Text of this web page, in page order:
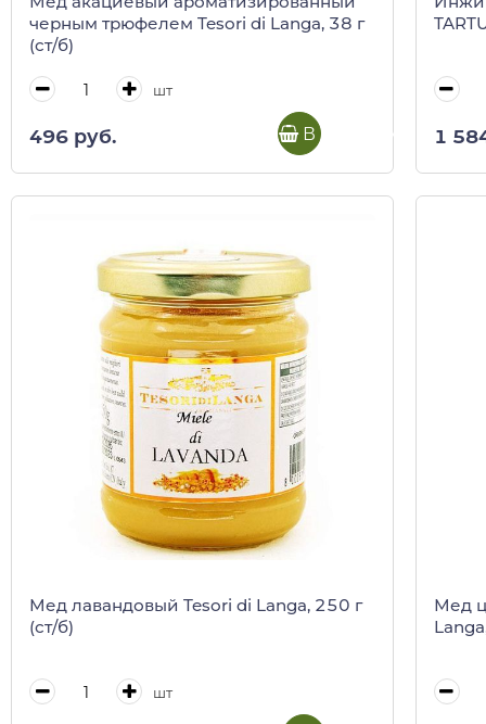
черным трюфелем Tesori di Langa, 38 г
(ст/б)
шт
496 руб. В корзину 1
Мед лавандовый Tesori di Langa, 250 г
(ст/б)
шт
Мед